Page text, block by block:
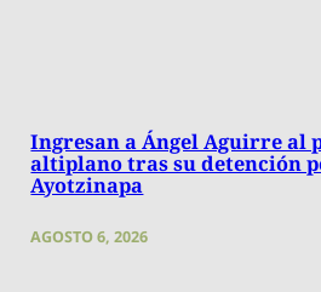
Ingresan a Ángel Aguirre al
altiplano tras su detención
Ayotzinapa
AGOSTO 6, 2026